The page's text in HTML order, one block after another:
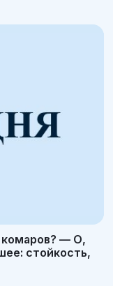
— О,
стойкость,